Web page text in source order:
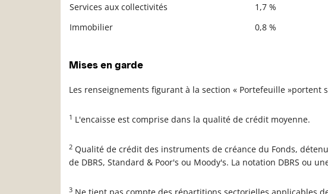
Services aux collectivités
1,7 %
Immobilier
0,8 %
Mises en garde
Les renseignements figurant à la section « Portefeuille
1 L'encaisse est comprise dans la qualité de crédit moyenne.
2 Qualité de crédit des instruments de créance du Fonds,
de DBRS, Standard & Poor's ou Moody's. La notation DBRS ou
3